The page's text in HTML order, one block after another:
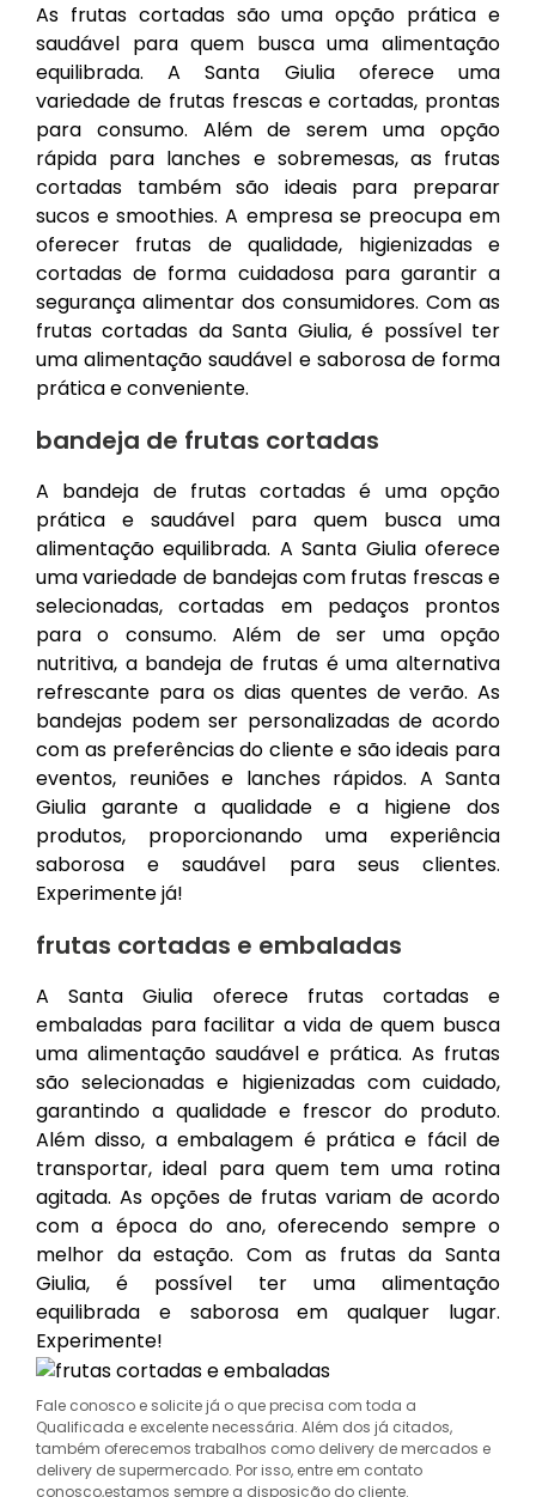
As frutas cortadas são uma opção prática e
saudável para quem busca uma alimentação
equilibrada. A Santa Giulia oferece uma
variedade de frutas frescas e cortadas, prontas
para consumo. Além de serem uma opção
rápida para lanches e sobremesas, as frutas
cortadas também são ideais para preparar
sucos e smoothies. A empresa se preocupa em
oferecer frutas de qualidade, higienizadas e
cortadas de forma cuidadosa para garantir a
segurança alimentar dos consumidores. Com as
frutas cortadas da Santa Giulia, é possível ter
uma alimentação saudável e saborosa de forma
prática e conveniente.
bandeja de frutas cortadas
A bandeja de frutas cortadas é uma opção
prática e saudável para quem busca uma
alimentação equilibrada. A Santa Giulia oferece
uma variedade de bandejas com frutas frescas e
selecionadas, cortadas em pedaços prontos
para o consumo. Além de ser uma opção
nutritiva, a bandeja de frutas é uma alternativa
refrescante para os dias quentes de verão. As
bandejas podem ser personalizadas de acordo
com as preferências do cliente e são ideais para
eventos, reuniões e lanches rápidos. A Santa
Giulia garante a qualidade e a higiene dos
produtos, proporcionando uma experiência
saborosa e saudável para seus clientes.
Experimente já!
frutas cortadas e embaladas
A Santa Giulia oferece frutas cortadas e
embaladas para facilitar a vida de quem busca
uma alimentação saudável e prática. As frutas
são selecionadas e higienizadas com cuidado,
garantindo a qualidade e frescor do produto.
Além disso, a embalagem é prática e fácil de
transportar, ideal para quem tem uma rotina
agitada. As opções de frutas variam de acordo
com a época do ano, oferecendo sempre o
melhor da estação. Com as frutas da Santa
Giulia, é possível ter uma alimentação
equilibrada e saborosa em qualquer lugar.
Experimente!
Fale conosco e solicite já o que precisa com toda a
Qualificada e excelente necessária. Além dos já citados,
também oferecemos trabalhos como delivery de mercados e
delivery de supermercado. Por isso, entre em contato
conosco,estamos sempre a disposição do cliente.